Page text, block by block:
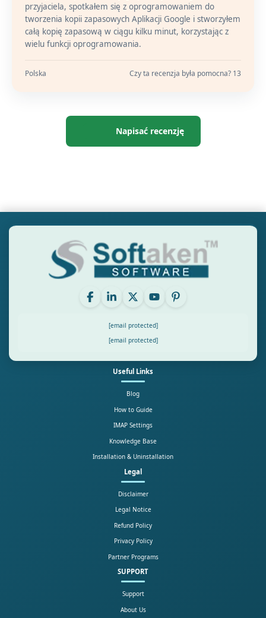
przyjaciela, spotkałem się z oprogramowaniem do
tworzenia kopii zapasowych Aplikacji Google i stworzyłem
całą kopię zapasową w ciągu kilku minut, korzystając z
wielu funkcji oprogramowania.
Polska Czy ta recenzja była pomocna? 13
Napisać recenzję
[email protected]
[email protected]
Useful Links
Blog
How to Guide
IMAP Settings
Knowledge Base
Installation & Uninstallation
Legal
Disclaimer
Legal Notice
Refund Policy
Privacy Policy
Partner Programs
SUPPORT
Support
About Us